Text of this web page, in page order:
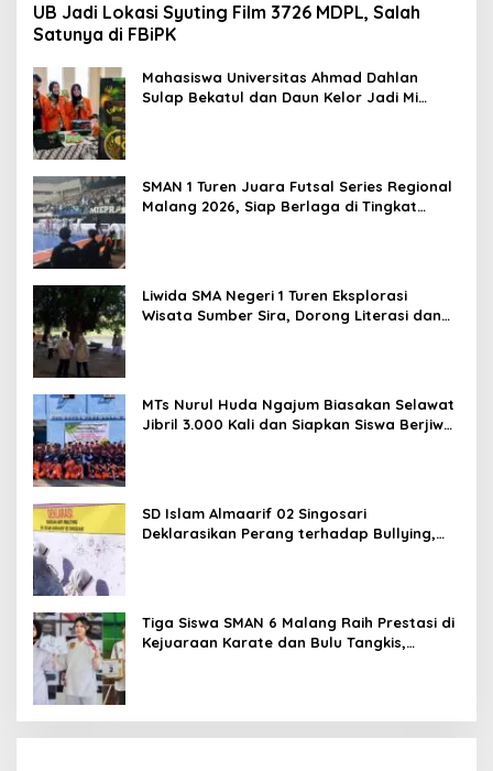
UB Jadi Lokasi Syuting Film 3726 MDPL, Salah
Satunya di FBiPK
Mahasiswa Universitas Ahmad Dahlan
Sulap Bekatul dan Daun Kelor Jadi Mi
SMAN 1 Turen Juara Futsal Series Regional
Malang 2026, Siap Berlaga di Tingkat
Liwida SMA Negeri 1 Turen Eksplorasi
Wisata Sumber Sira, Dorong Literasi dan
MTs Nurul Huda Ngajum Biasakan Selawat
Jibril 3.000 Kali dan Siapkan Siswa Berjiwa
SD Islam Almaarif 02 Singosari
Deklarasikan Perang terhadap Bullying,
Tiga Siswa SMAN 6 Malang Raih Prestasi di
Kejuaraan Karate dan Bulu Tangkis,